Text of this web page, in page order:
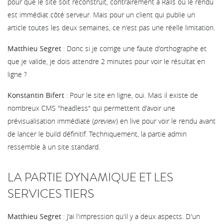
pour que le site soit reconstruit, contrairement à Rails où le rendu
est immédiat côté serveur. Mais pour un client qui publie un
article toutes les deux semaines, ce n'est pas une réelle limitation.
Matthieu Segret : Donc si je corrige une faute d'orthographe et
que je valide, je dois attendre 2 minutes pour voir le résultat en
ligne ?
Konstantin Bifert : Pour le site en ligne, oui. Mais il existe de
nombreux CMS "headless" qui permettent d'avoir une
prévisualisation immédiate (preview) en live pour voir le rendu avant
de lancer le build définitif. Techniquement, la partie admin
ressemble à un site standard.
LA PARTIE DYNAMIQUE ET LES
SERVICES TIERS
Matthieu Segret : J'ai l'impression qu'il y a deux aspects. D'un